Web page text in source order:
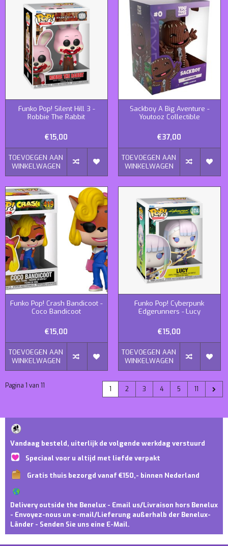
Funko Pop! Silent Hill 3 -
Robbie The Rabbit
€15,00
TOEVOEGEN AAN
WINKELWAGEN
Sackboy A Big Aventure -
Youtooz Collectible
€37,00
TOEVOEGEN AAN
WINKELWAGEN
Funko Pop! Crash Bandicoot -
Coco Bandicoot
€15,00
TOEVOEGEN AAN
WINKELWAGEN
Funko Pop! Cyberpunk
Edgerunners - Lucy
€15,00
TOEVOEGEN AAN
WINKELWAGEN
Pagina 1 van 11 1 2 3 4 5 11
Vandaag besteld, uiterlijk de volgende werkdag verstuurd
Speciaal voor u altijd met liefde verpakt
Gratis thuis bezorgd vanaf €150,- binnen Nederland
Delivery outside the Benelux - Email us/Livraison hors Benelux
- Envoyez-nous un e-mail/Lieferung außerhalb der Benelux-
Länder - Senden Sie uns eine E-Mail.